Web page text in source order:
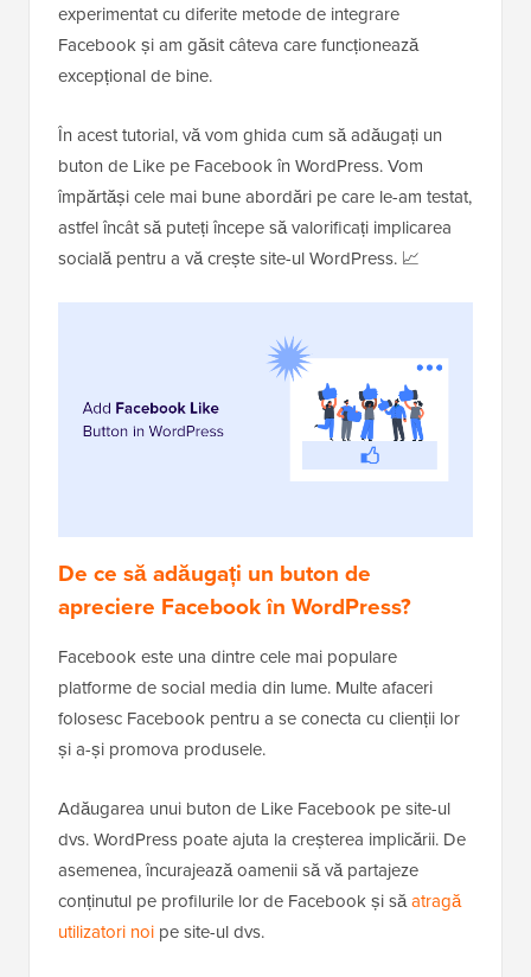
experimentat cu diferite metode de integrare
Facebook și am găsit câteva care funcționează
excepțional de bine.
În acest tutorial, vă vom ghida cum să adăugați un
buton de Like pe Facebook în WordPress. Vom
împărtăși cele mai bune abordări pe care le-am testat,
astfel încât să puteți începe să valorificați implicarea
socială pentru a vă crește site-ul WordPress. 📈
De ce să adăugați un buton de
apreciere Facebook în WordPress?
Facebook este una dintre cele mai populare
platforme de social media din lume. Multe afaceri
folosesc Facebook pentru a se conecta cu clienții lor
și a-și promova produsele.
Adăugarea unui buton de Like Facebook pe site-ul
dvs. WordPress poate ajuta la creșterea implicării. De
asemenea, încurajează oamenii să vă partajeze
conținutul pe profilurile lor de Facebook și săatragă
utilizatori noi pe site-ul dvs.